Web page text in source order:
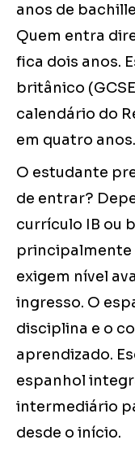
anos de
Quem entra
fica dois anos.
britânico
calendário do
em quatro anos.
O estudante
de entrar?
currículo IB ou
principalmente
exigem nível
ingresso. O
disciplina e o
aprendizado.
espanhol
intermediário
desde o início.